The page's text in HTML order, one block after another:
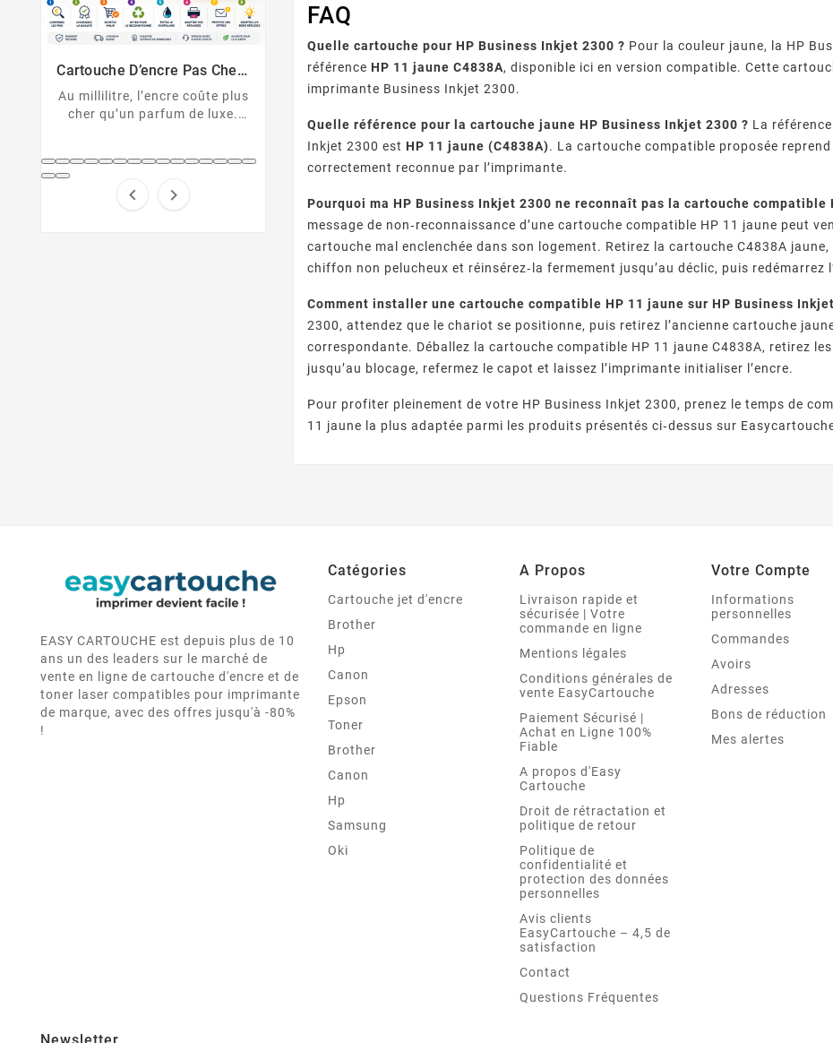
Comment Désactiver La Puce
Cartouche HP non reconnue ?
désactiver la protection des
cartouches HP et contourner
Messages D’erreur Fréquents
Sur Imprimante Canon :
Solutions Et Dépannage
U043, 1403, B200, 5B00,
cartouche non reconnue…
Décryptez les messages
d'erreur de votre imprimante
Canon et résolvez chaque
code pas à pas.
Imprimante Epson : Que
Faire Face Au Message «
Cartouche Non Reconnue » ?
Votre imprimante Epson
de réinitialisation en 7 étapes,
piège des mises à jour
firmware et ...
Quels
Garantissent
D’impression
Comment
qualité,
vérifiés
 
FAQ
Quelle cartouche pour HP Business Inkjet 2300 ? Pour la couleur jaune, la HP
référence HP 11 jaune C4838A, disponible ici en version compatible. Cette
imprimante Business Inkjet 2300.
Quelle référence pour la cartouche jaune HP Business Inkjet 2300 ? La
Inkjet 2300 est HP 11 jaune (C4838A). La cartouche compatible proposée
correctement reconnue par l’imprimante.
Pourquoi ma HP Business Inkjet 2300 ne reconnaît pas la cartouche compatible
message de non‑reconnaissance d’une cartouche compatible HP 11 jaune peut
cartouche mal enclenchée dans son logement. Retirez la cartouche C4838A
chiffon non pelucheux et réinsérez‑la fermement jusqu’au déclic, puis redémarrez
Comment installer une cartouche compatible HP 11 jaune sur HP Business
2300, attendez que le chariot se positionne, puis retirez l’ancienne cartouche
correspondante. Déballez la cartouche compatible HP 11 jaune C4838A, retirez
jusqu’au blocage, refermez le capot et laissez l’imprimante initialiser l’encre.
Pour profiter pleinement de votre HP Business Inkjet 2300, prenez le temps de
11 jaune la plus adaptée parmi les produits présentés ci‑dessus sur
EASY CARTOUCHE est depuis plus de 10
ans un des leaders sur le marché de
vente en ligne de cartouche d'encre et de
toner laser compatibles pour imprimante
de marque, avec des offres jusqu'à -80%
!
Catégories
Cartouche jet d'encre
Brother
Hp
Canon
Epson
Toner
Brother
Canon
Hp
Samsung
Oki
A Propos
Livraison rapide et
sécurisée | Votre
commande en ligne
Mentions légales
Conditions générales de
vente EasyCartouche
Paiement Sécurisé |
Achat en Ligne 100%
Fiable
A propos d'Easy
Cartouche
Droit de rétractation et
politique de retour
Politique de
confidentialité et
protection des données
personnelles
Avis clients
EasyCartouche – 4,5 de
satisfaction
Contact
Questions Fréquentes
Votre Compte
Informations
personnelles
Commandes
Avoirs
Adresses
Bons de réduction
Mes alertes